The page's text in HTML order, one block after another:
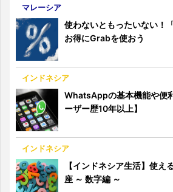
マレーシア
使わないともったいない！
お得にGrabを使おう
インドネシア
WhatsAppの基本機能や便
ーザー歴10年以上】
インドネシア
【インドネシア生活】使え
座 ～ 数字編 ～